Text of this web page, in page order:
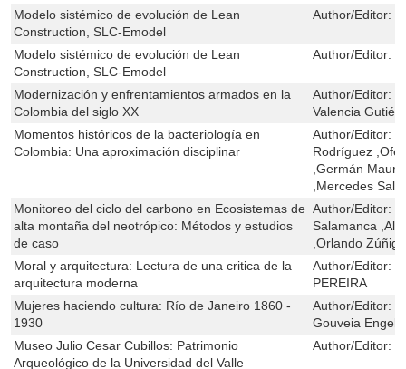
Modelo sistémico de evolución de Lean
Construction, SLC-Emodel
Author/Editor:
Modelo sistémico de evolución de Lean
Construction, SLC-Emodel
Author/Editor:
Modernización y enfrentamientos armados en la
Colombia del siglo XX
Author/Editor:
Valencia
Momentos históricos de la bacteriología en
Colombia: Una aproximación disciplinar
Author/Editor:
Rodríguez
,Germán
,Mercedes
Monitoreo del ciclo del carbono en Ecosistemas de
alta montaña del neotrópico: Métodos y estudios
de caso
Author/Editor:
Salamanca
,Orlando
Moral y arquitectura: Lectura de una critica de la
arquitectura moderna
Author/Editor:
PEREIRA
Mujeres haciendo cultura: Río de Janeiro 1860 -
1930
Author/Editor:
Gouveia Engel
Museo Julio Cesar Cubillos: Patrimonio
Arqueológico de la Universidad del Valle
Author/Editor: